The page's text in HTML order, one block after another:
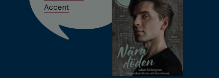
Accent